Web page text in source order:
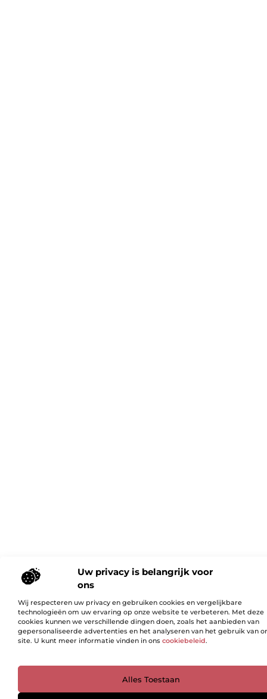
Uw privacy is belangrijk voor
ons
Wij respecteren uw privacy en gebruiken cookies en vergelijkbare
technologieën om uw ervaring op onze website te verbeteren. Met deze
cookies kunnen we verschillende dingen doen, zoals het aanbieden van
gepersonaliseerde advertenties en het analyseren van het gebruik van
site. U kunt meer informatie vinden in ons cookiebeleid.
Alles Toestaan